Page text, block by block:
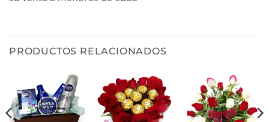
PRODUCTOS RELACIONADOS